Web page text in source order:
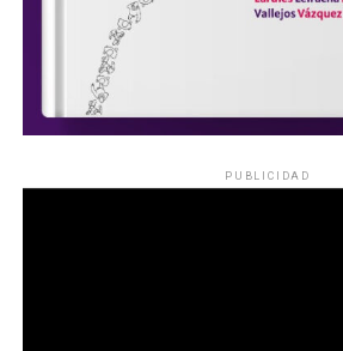
PUBLICIDAD